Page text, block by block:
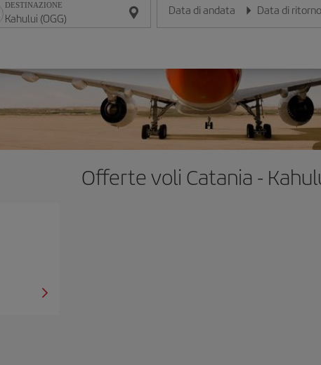
DESTINAZIONE Data di andata
Inserisci la data nel formato giorno/
Data di ritorno
Inserisci la data
Offerte voli Catania -